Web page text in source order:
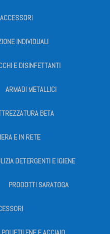
INDIVIDUALI
E DISINFETTANTI
ARMADI METALLICI
BETA
E IN RETE
DETERGENTI E IGIENE
PRODOTTI SARATOGA